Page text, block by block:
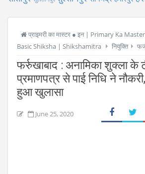
प्राइमरी का मास्टर ● इन | Primary Ka
Basic Shiksha | Shikshamitra
नियुक्ति
फर्रुखाबाद : अनामिका शुक्ला के
प्रमाणपत्र से पाई निधि ने
हुआ खुलासा
June 25, 2020